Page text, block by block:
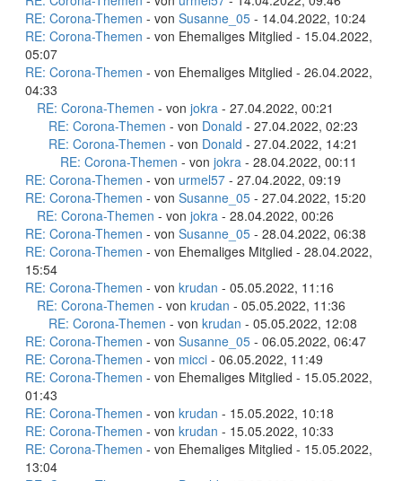
RE: Corona-Themen - von Susanne_05 - 14.04.2022, 10:24
RE: Corona-Themen - von Ehemaliges Mitglied - 15.04.2022,
05:07
RE: Corona-Themen - von Ehemaliges Mitglied - 26.04.2022,
04:33
RE: Corona-Themen - von jokra - 27.04.2022, 00:21
RE: Corona-Themen - von Donald - 27.04.2022, 02:23
RE: Corona-Themen - von Donald - 27.04.2022, 14:21
RE: Corona-Themen - von jokra - 28.04.2022, 00:11
RE: Corona-Themen - von urmel57 - 27.04.2022, 09:19
RE: Corona-Themen - von Susanne_05 - 27.04.2022, 15:20
RE: Corona-Themen - von jokra - 28.04.2022, 00:26
RE: Corona-Themen - von Susanne_05 - 28.04.2022, 06:38
RE: Corona-Themen - von Ehemaliges Mitglied - 28.04.2022,
15:54
RE: Corona-Themen - von krudan - 05.05.2022, 11:16
RE: Corona-Themen - von krudan - 05.05.2022, 11:36
RE: Corona-Themen - von krudan - 05.05.2022, 12:08
RE: Corona-Themen - von Susanne_05 - 06.05.2022, 06:47
RE: Corona-Themen - von micci - 06.05.2022, 11:49
RE: Corona-Themen - von Ehemaliges Mitglied - 15.05.2022,
01:43
RE: Corona-Themen - von krudan - 15.05.2022, 10:18
RE: Corona-Themen - von krudan - 15.05.2022, 10:33
RE: Corona-Themen - von Ehemaliges Mitglied - 15.05.2022,
13:04